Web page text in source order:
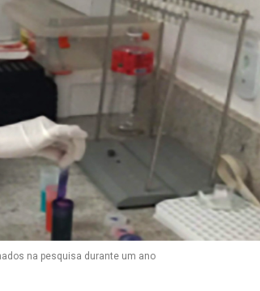
na pesquisa durante um ano